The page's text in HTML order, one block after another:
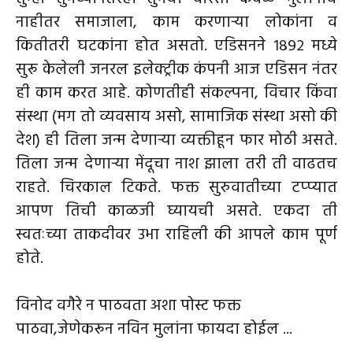
नाहीतर समाजाला, काम करणाऱ्या लोकांना व
कितीतरी घटकांना होत असतो. एडिसनने १८९२ मध्ये
सुरू केलेली जनरल इलेक्ट्रीक कंपनी आज एडिसन नंतर
ही काम करत आहे. कोणतीही संकल्पना, विचार किंवा
संस्था (मग तो व्यवसाय असो, सामाजिक संस्था असो की
देश) ही तिला जन्म देणाऱ्या व्यक्तीहून फार मोठी असते.
तिला जन्म देणाऱ्या मेंदूचा नाश झाला तरी ती वाढतच
राहते. चिरकाल टिकते. फक्त सुरुवातीच्या टप्प्यात
आपण तिची काळजी घ्यायची असते. एकदा ती
स्वतःच्या ताकदीवर उभा राहिली की आपले काम पूर्ण
होते.
विनोद वगैरे न पाठवता अशा पोस्ट फक्त
पाठवा,जेणेकरून नविन मुलांना फायदा होईल ...